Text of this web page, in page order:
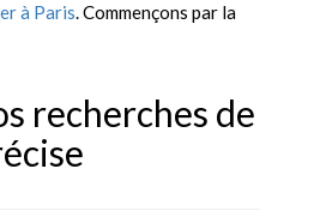
à Paris. Commençons par la
recherches de